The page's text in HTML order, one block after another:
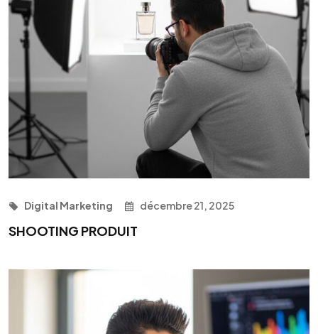
Digital Marketing décembre 21, 2025
SHOOTING PRODUIT